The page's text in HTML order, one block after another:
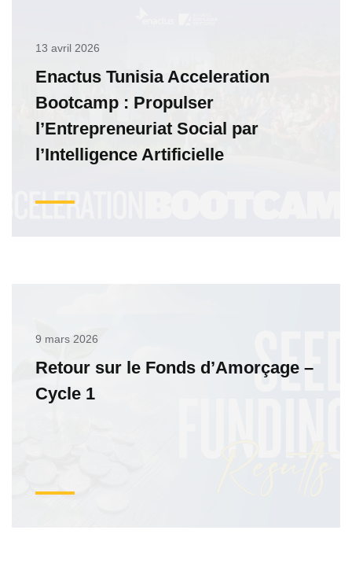
13 avril 2026
Enactus Tunisia Acceleration
Bootcamp : Propulser
l’Entrepreneuriat Social par
l’Intelligence Artificielle
9 mars 2026
Retour sur le Fonds d’Amorçage –
Cycle 1